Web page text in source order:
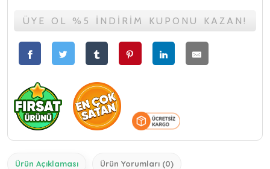
ÜYE OL %5 İNDİRİM KUPONU KAZAN!
Ürün Açıklaması Ürün Yorumları (0)